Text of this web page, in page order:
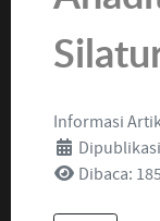
Informasi
Dibaca: